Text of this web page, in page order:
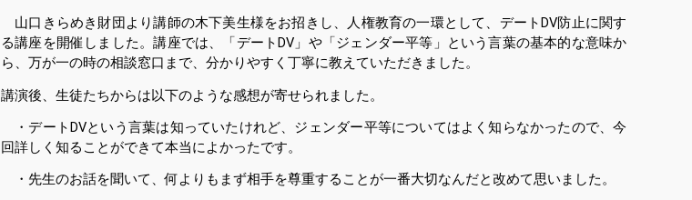
山口きらめき財団より講師の木下美生様をお招きし、人権教育の一環として、デートDV防止に関す
る講座を開催しました。講座では、「デートDV」や「ジェンダー平等」という言葉の基本的な意味か
ら、万が一の時の相談窓口まで、分かりやすく丁寧に教えていただきました。
講演後、生徒たちからは以下のような感想が寄せられました。
・デートDVという言葉は知っていたけれど、ジェンダー平等についてはよく知らなかったので、今
回詳しく知ることができて本当によかったです。
・先生のお話を聞いて、何よりもまず相手を尊重することが一番大切なんだと改めて思いました。